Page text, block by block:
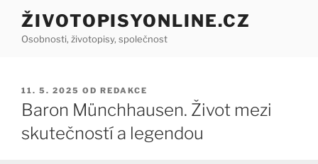
Přejít
obsahu
ŽIVOTOPISYONLINE.CZ
Osobnosti, životopisy, společnost
PUBLIKOVÁNO
11. 5. 2025 OD REDAKCE
Baron Münchhausen. Život mezi
skutečností a legendou